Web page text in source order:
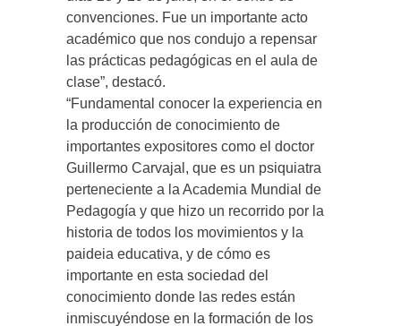
convenciones. Fue un importante acto
académico que nos condujo a repensar
las prácticas pedagógicas en el aula de
clase”, destacó.
“Fundamental conocer la experiencia en
la producción de conocimiento de
importantes expositores como el doctor
Guillermo Carvajal, que es un psiquiatra
perteneciente a la Academia Mundial de
Pedagogía y que hizo un recorrido por la
historia de todos los movimientos y la
paideia educativa, y de cómo es
importante en esta sociedad del
conocimiento donde las redes están
inmiscuyéndose en la formación de los